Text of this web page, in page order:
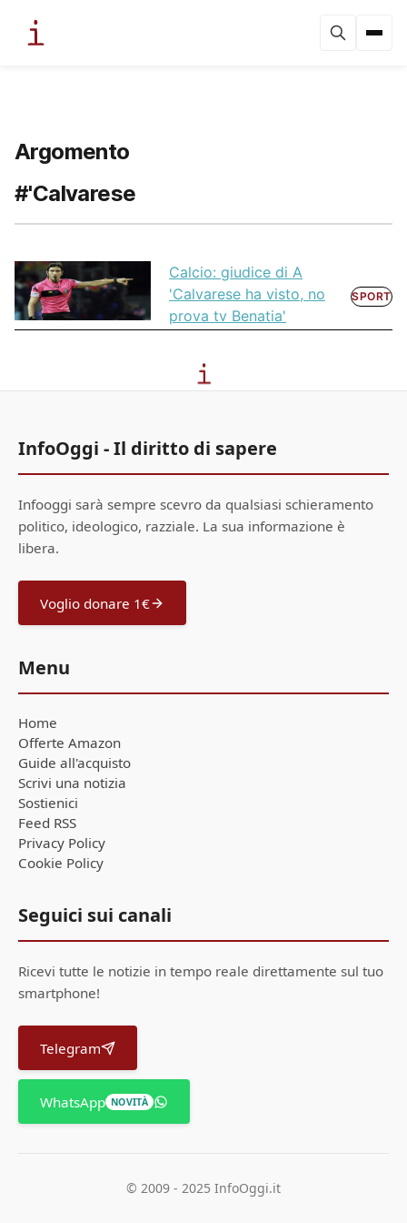
Argomento
#'Calvarese
Calcio: giudice di A
'Calvarese ha visto, no
prova tv Benatia'
SPORT
InfoOggi - Il diritto di sapere
Infooggi sarà sempre scevro da qualsiasi schieramento
politico, ideologico, razziale. La sua informazione è
libera.
Voglio donare 1€
Menu
Home
Offerte Amazon
Guide all'acquisto
Scrivi una notizia
Sostienici
Feed RSS
Privacy Policy
Cookie Policy
Seguici sui canali
Ricevi tutte le notizie in tempo reale direttamente sul tuo
smartphone!
Telegram
WhatsApp NOVITÀ
© 2009 - 2025 InfoOggi.it